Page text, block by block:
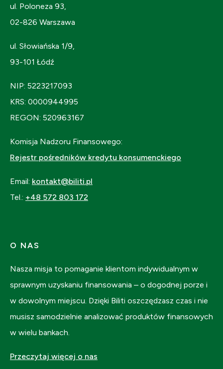
ul. Poloneza 93,
02-826 Warszawa
ul. Słowiańska 1/9,
93-101 Łódź
NIP: 5223217093
KRS: 0000944995
REGON: 520963167
Komisja Nadzoru Finansowego:
Rejestr pośredników kredytu konsumenckiego
Email: kontakt@biliti.pl
Tel.: +48 572 803 172
O NAS
Nasza misja to pomaganie klientom indywidualnym w
sprawnym uzyskaniu finansowania – o dogodnej porze i
w dowolnym miejscu. Dzięki Biliti oszczędzasz czas i nie
musisz samodzielnie analizować produktów finansowych
w wielu bankach.
Przeczytaj więcej o nas